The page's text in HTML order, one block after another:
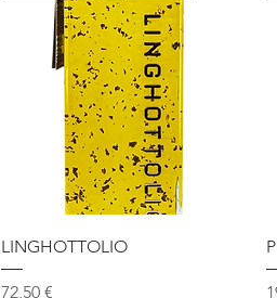
Vista rapida
LINGHOTTOLIO
Prezzo
72,50 €